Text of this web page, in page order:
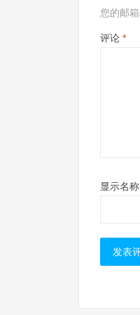
您的邮箱
评论 *
显示名称